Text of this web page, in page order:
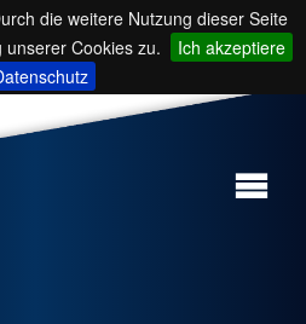
die weitere Nutzung dieser Seite
Cookies zu.
Ich akzeptiere